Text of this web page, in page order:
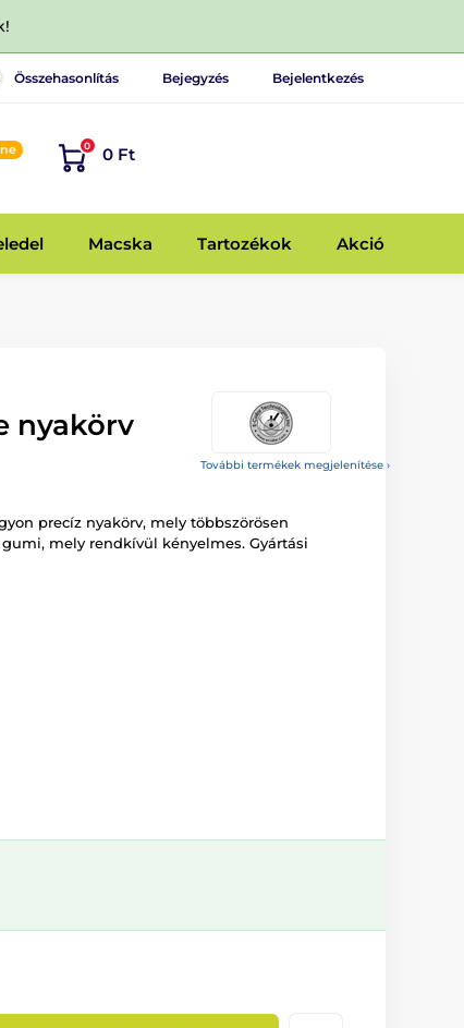
Összehasonlítás Bejegyzés Bejelentkezés
0 0 Ft
Macska Tartozékok Akció
További termékek megjelenítése ›
nyakörv
precíz nyakörv, mely többszörösen
mely rendkívül kényelmes. Gyártási